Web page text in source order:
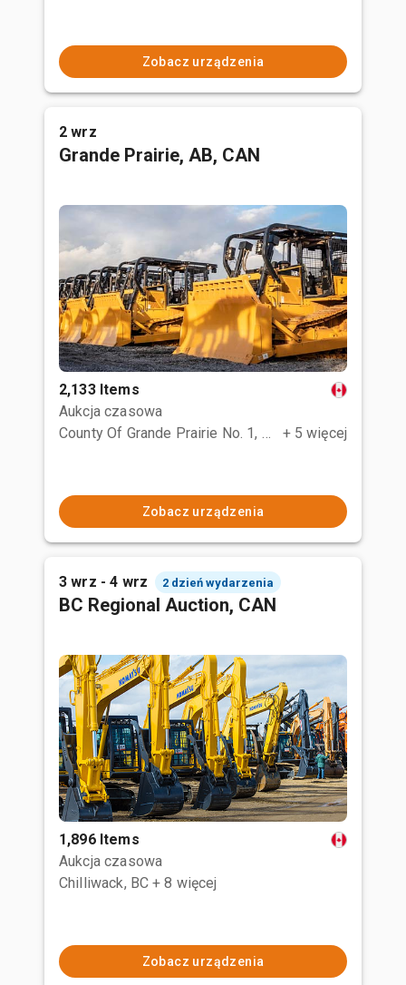
Zobacz urządzenia
2 wrz
Grande Prairie, AB, CAN
2,133 Items
Aukcja czasowa
County Of Grande Prairie No. 1, AB
+ 5 więcej
Zobacz urządzenia
3 wrz - 4 wrz 2 dzień wydarzenia
BC Regional Auction, CAN
1,896 Items
Aukcja czasowa
Chilliwack, BC + 8 więcej
Zobacz urządzenia